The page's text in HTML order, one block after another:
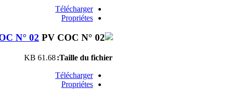
Télécharger
Propriétes
N° 02
Taille du fichier:
61.68 KB
Télécharger
Propriétes